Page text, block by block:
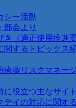
シー活動
部会より
き（適正使用推進委
関するトピックス
療薬リスクマネー
に役立つ主なサイト
デイの対応に関す